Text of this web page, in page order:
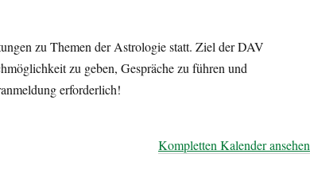
zu Themen der Astrologie statt. Ziel der DAV
zu geben, Gespräche zu führen und
erforderlich!
Kompletten Kalender ansehen